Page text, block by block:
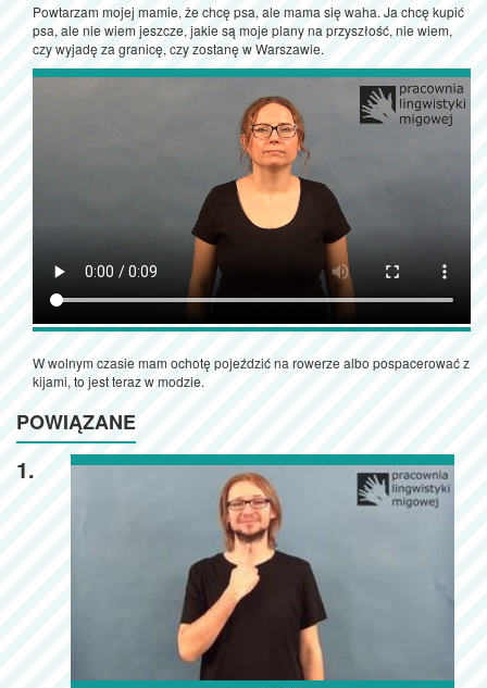
Powtarzam mojej mamie, że chcę psa, ale mama się waha. Ja chcę kupić
psa, ale nie wiem jeszcze, jakie są moje plany na przyszłość, nie wiem,
czy wyjadę za granicę, czy zostanę w Warszawie.
W wolnym czasie mam ochotę pojeździć na rowerze albo pospacerować z
kijami, to jest teraz w modzie.
POWIĄZANE
1.